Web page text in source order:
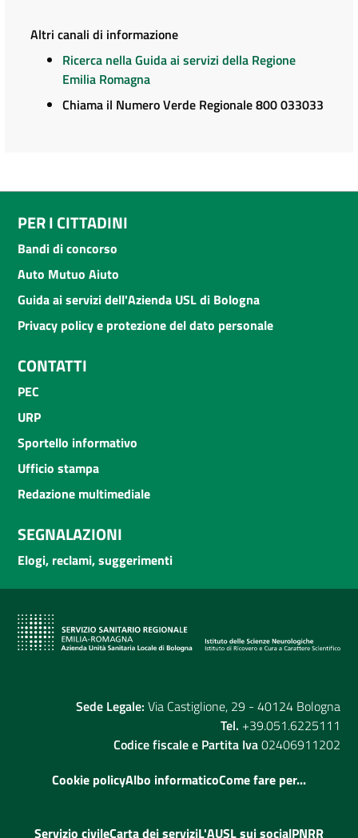
Altri canali di informazione
Ricerca nella Guida ai servizi della Regione
Emilia Romagna
Chiama il Numero Verde Regionale 800 033033
PER I CITTADINI
Bandi di concorso
Auto Mutuo Aiuto
Guida ai servizi dell'Azienda USL di Bologna
Privacy policy e protezione del dato personale
CONTATTI
PEC
URP
Sportello informativo
Ufficio stampa
Redazione multimediale
SEGNALAZIONI
Elogi, reclami, suggerimenti
Sede Legale: Via Castiglione, 29 - 40124 Bologna
Tel. +39.051.6225111
Codice fiscale e Partita Iva02406911202
Cookie policyAlbo informaticoCome fare per...
Servizio civileCarta dei serviziL'AUSL sui socialPNRR